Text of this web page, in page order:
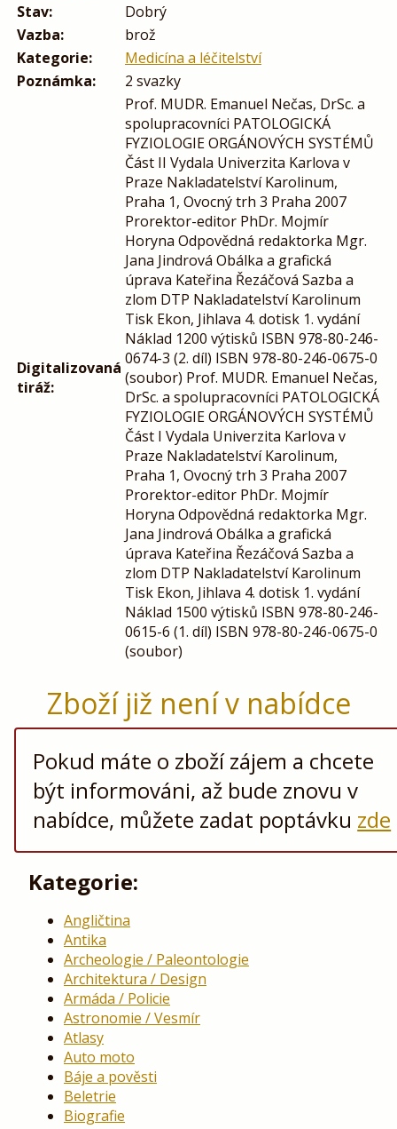
Stav:
Dobrý
Vazba:
brož
Kategorie:
Medicína a léčitelství
Poznámka:
2 svazky
Digitalizovaná
tiráž:
Prof. MUDR. Emanuel Nečas, DrSc. a
spolupracovníci PATOLOGICKÁ
FYZIOLOGIE ORGÁNOVÝCH SYSTÉMŮ
Část II Vydala Univerzita Karlova v
Praze Nakladatelství Karolinum,
Praha 1, Ovocný trh 3 Praha 2007
Prorektor-editor PhDr. Mojmír
Horyna Odpovědná redaktorka Mgr.
Jana Jindrová Obálka a grafická
úprava Kateřina Řezáčová Sazba a
zlom DTP Nakladatelství Karolinum
Tisk Ekon, Jihlava 4. dotisk 1. vydání
Náklad 1200 výtisků ISBN 978-80-246-
0674-3 (2. díl) ISBN 978-80-246-0675-0
(soubor) Prof. MUDR. Emanuel Nečas,
DrSc. a spolupracovníci PATOLOGICKÁ
FYZIOLOGIE ORGÁNOVÝCH SYSTÉMŮ
Část I Vydala Univerzita Karlova v
Praze Nakladatelství Karolinum,
Praha 1, Ovocný trh 3 Praha 2007
Prorektor-editor PhDr. Mojmír
Horyna Odpovědná redaktorka Mgr.
Jana Jindrová Obálka a grafická
úprava Kateřina Řezáčová Sazba a
zlom DTP Nakladatelství Karolinum
Tisk Ekon, Jihlava 4. dotisk 1. vydání
Náklad 1500 výtisků ISBN 978-80-246-
0615-6 (1. díl) ISBN 978-80-246-0675-0
(soubor)
Zboží již není v nabídce
Pokud máte o zboží zájem a chcete
být informováni, až bude znovu v
nabídce, můžete zadat poptávku zde
Kategorie:
Angličtina
Antika
Archeologie / Paleontologie
Architektura / Design
Armáda / Policie
Astronomie / Vesmír
Atlasy
Auto moto
Báje a pověsti
Beletrie
Biografie